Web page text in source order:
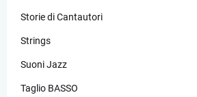
Storie di Cantautori
Strings
Suoni Jazz
Taglio BASSO